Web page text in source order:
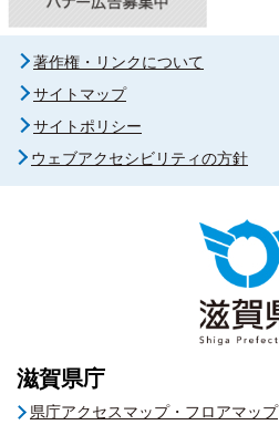
著作権・リンクについて
サイトマップ
サイトポリシー
ウェブアクセシビリティの方針
滋賀県庁
県庁アクセスマップ・フロアマップ